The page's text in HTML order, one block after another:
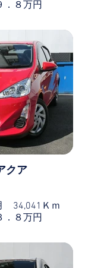
８万円
クア
34,041Ｋｍ
８万円